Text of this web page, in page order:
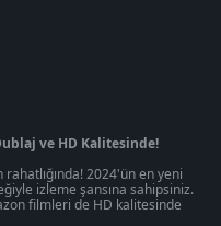
ve HD Kalitesinde!
rahatlığında! 2024'ün en yeni
izleme şansına sahipsiniz.
filmleri de HD kalitesinde